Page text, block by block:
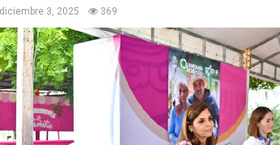
diciembre 3, 2025 369